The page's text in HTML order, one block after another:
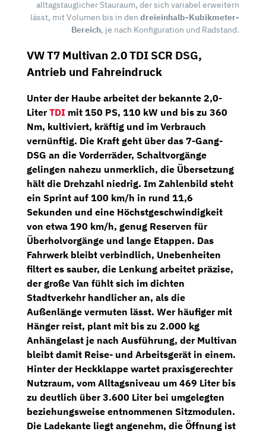
alltagstauglicher Stauraum, der sich variabel erweitern
lässt, mit Volumen bis in den dreieinhalb-Kubikmeter-
Bereich, je nach Konfiguration und Radstand.
VW T7 Multivan 2.0 TDI SCR DSG,
Antrieb und Fahreindruck
Unter der Haube arbeitet der bekannte 2,0-
LiterTDI mit 150 PS, 110 kW und bis zu 360
Nm, kultiviert, kräftig und im Verbrauch
vernünftig. Die Kraft geht über das 7-Gang-
DSG an die Vorderräder, Schaltvorgänge
gelingen nahezu unmerklich, die Übersetzung
hält die Drehzahl niedrig. Im Zahlenbild steht
ein Sprint auf 100 km/h in rund 11,6
Sekunden und eine Höchstgeschwindigkeit
von etwa 190 km/h, genug Reserven für
Überholvorgänge und lange Etappen. Das
Fahrwerk bleibt verbindlich, Unebenheiten
filtert es sauber, die Lenkung arbeitet präzise,
der große Van fühlt sich im dichten
Stadtverkehr handlicher an, als die
Außenlänge vermuten lässt. Wer häufiger mit
Hänger reist, plant mit bis zu 2.000 kg
Anhängelast je nach Ausführung, der Multivan
bleibt damit Reise- und Arbeitsgerät in einem.
Hinter der Heckklappe wartet praxisgerechter
Nutzraum, vom Alltagsniveau um 469 Literbis
zu deutlich über3.600 Literbei umgelegten
beziehungsweise entnommenen Sitzmodulen.
Die Ladekante liegt angenehm, die Öffnung ist